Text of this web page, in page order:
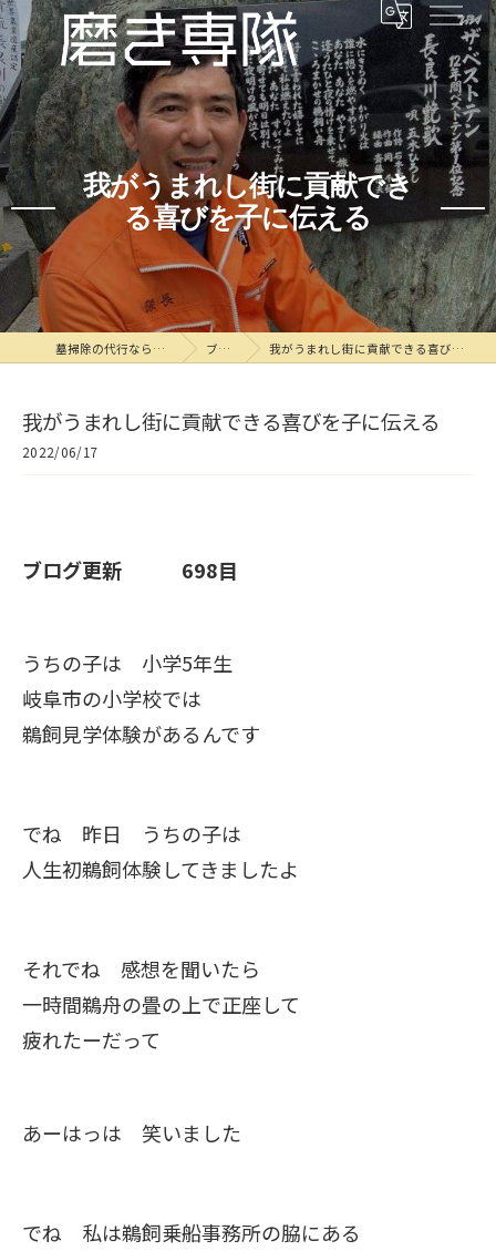
我がうまれし街に貢献でき
る喜びを子に伝える
墓掃除の代行なら磨き専隊 ブログ 我がうまれし街に貢献できる喜びを子に伝える
我がうまれし街に貢献できる喜びを子に伝える
2022/06/17
ブログ更新 698目
うちの子は 小学5年生
岐阜市の小学校では
鵜飼見学体験があるんです
でね 昨日 うちの子は
人生初鵜飼体験してきましたよ
それでね 感想を聞いたら
一時間鵜舟の畳の上で正座して
疲れたーだって
あーはっは 笑いました
でね 私は鵜飼乗船事務所の脇にある